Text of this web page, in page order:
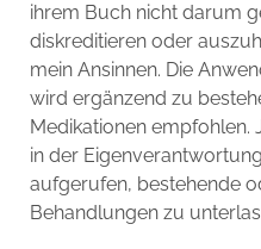
ihrem Buch nicht darum
diskreditieren oder
mein Ansinnen. Die
wird ergänzend zu
Medikationen empfohlen.
in der
aufgerufen, bestehende
Behandlungen zu